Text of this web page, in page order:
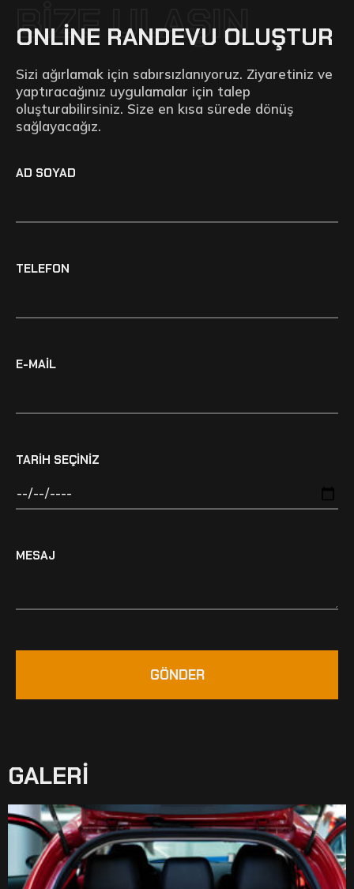
ONLİNE RANDEVU OLUŞTUR
BİZE ULAŞIN
Sizi ağırlamak için sabırsızlanıyoruz. Ziyaretiniz ve
yaptıracağınız uygulamalar için talep
oluşturabilirsiniz. Size en kısa sürede dönüş
sağlayacağız.
AD SOYAD
TELEFON
E-MAIL
TARIH SEÇINIZ
MESAJ
GÖNDER
GALERI